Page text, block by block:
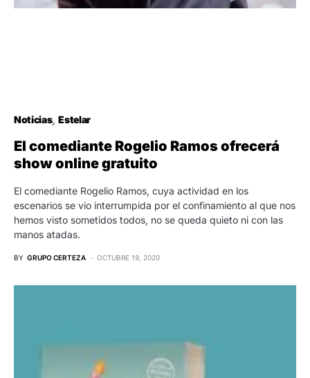
Noticias Estelar
El comediante Rogelio Ramos ofrecerá
show online gratuito
El comediante Rogelio Ramos, cuya actividad en los
escenarios se vio interrumpida por el confinamiento al que nos
hemos visto sometidos todos, no se queda quieto ni con las
manos atadas.
BY GRUPO CERTEZA OCTUBRE 19, 2020